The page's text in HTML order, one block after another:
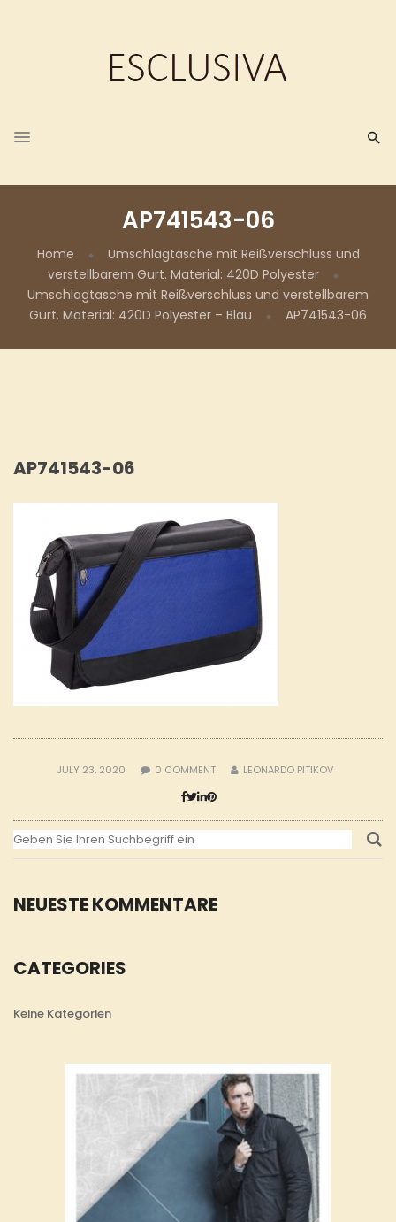
AP741543-06
Home
Umschlagtasche mit Reißverschluss und
verstellbarem Gurt. Material: 420D Polyester
Umschlagtasche mit Reißverschluss und verstellbarem
Gurt. Material: 420D Polyester – Blau
AP741543-06
NEUESTE KOMMENTARE
CATEGORIES
Keine Kategorien
AP741543-06
JULY 23, 2020 0 COMMENT LEONARDO PITIKOV